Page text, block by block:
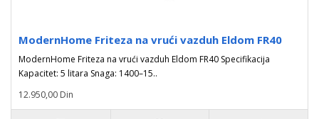
ModernHome Friteza na vrući vazduh Eldom FR40
ModernHome Friteza na vrući vazduh Eldom FR40 Specifikacija
Kapacitet: 5 litara Snaga: 1400–15..
12.950,00 Din